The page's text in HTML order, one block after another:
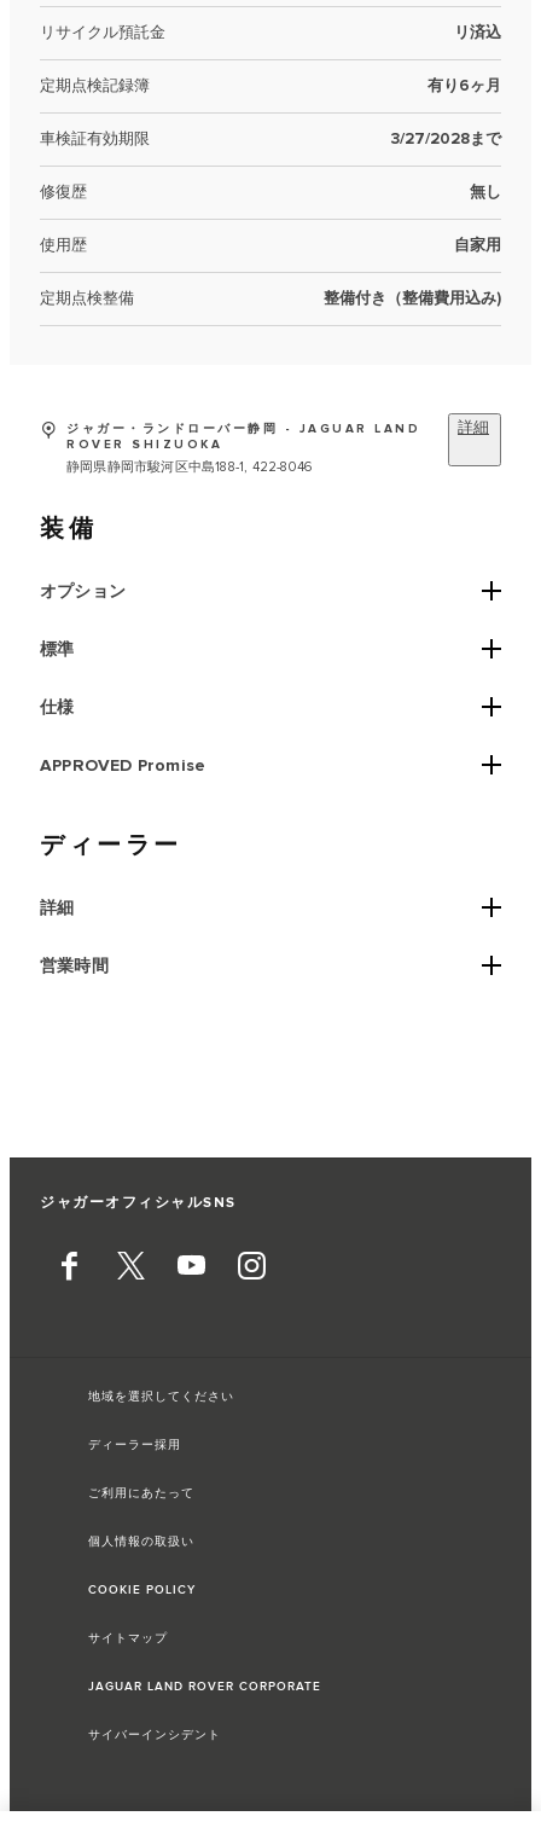
リサイクル預託金 リ済込
定期点検記録簿 有り6ヶ月
車検証有効期限 3/27/2028まで
修復歴 無し
使用歴 自家用
定期点検整備 整備付き（整備費用込み)
ジャガー・ランドローバー静岡 - JAGUAR LAND
ROVER SHIZUOKA
静岡県静岡市駿河区中島188-1, 422-8046
詳細
装備
オプション
標準
仕様
APPROVED Promise
ディーラー
詳細
営業時間
ジャガーオフィシャルSNS
地域を選択してください
ディーラー採用
ご利用にあたって
個人情報の取扱い
COOKIE POLICY
サイトマップ
JAGUAR LAND ROVER CORPORATE
サイバーインシデント